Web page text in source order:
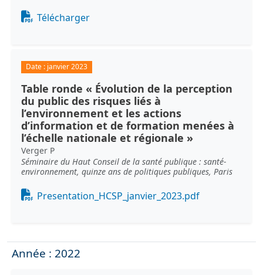
Document
Télécharger
Date : janvier 2023
Table ronde « Évolution de la perception
du public des risques liés à
l’environnement et les actions
d’information et de formation menées à
l’échelle nationale et régionale »
Verger P
Séminaire du Haut Conseil de la santé publique : santé-
environnement, quinze ans de politiques publiques, Paris
Document
Presentation_HCSP_janvier_2023.pdf
Année : 2022